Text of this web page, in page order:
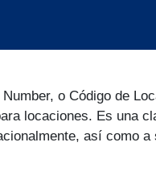
o Código de
locaciones. Es una
así como